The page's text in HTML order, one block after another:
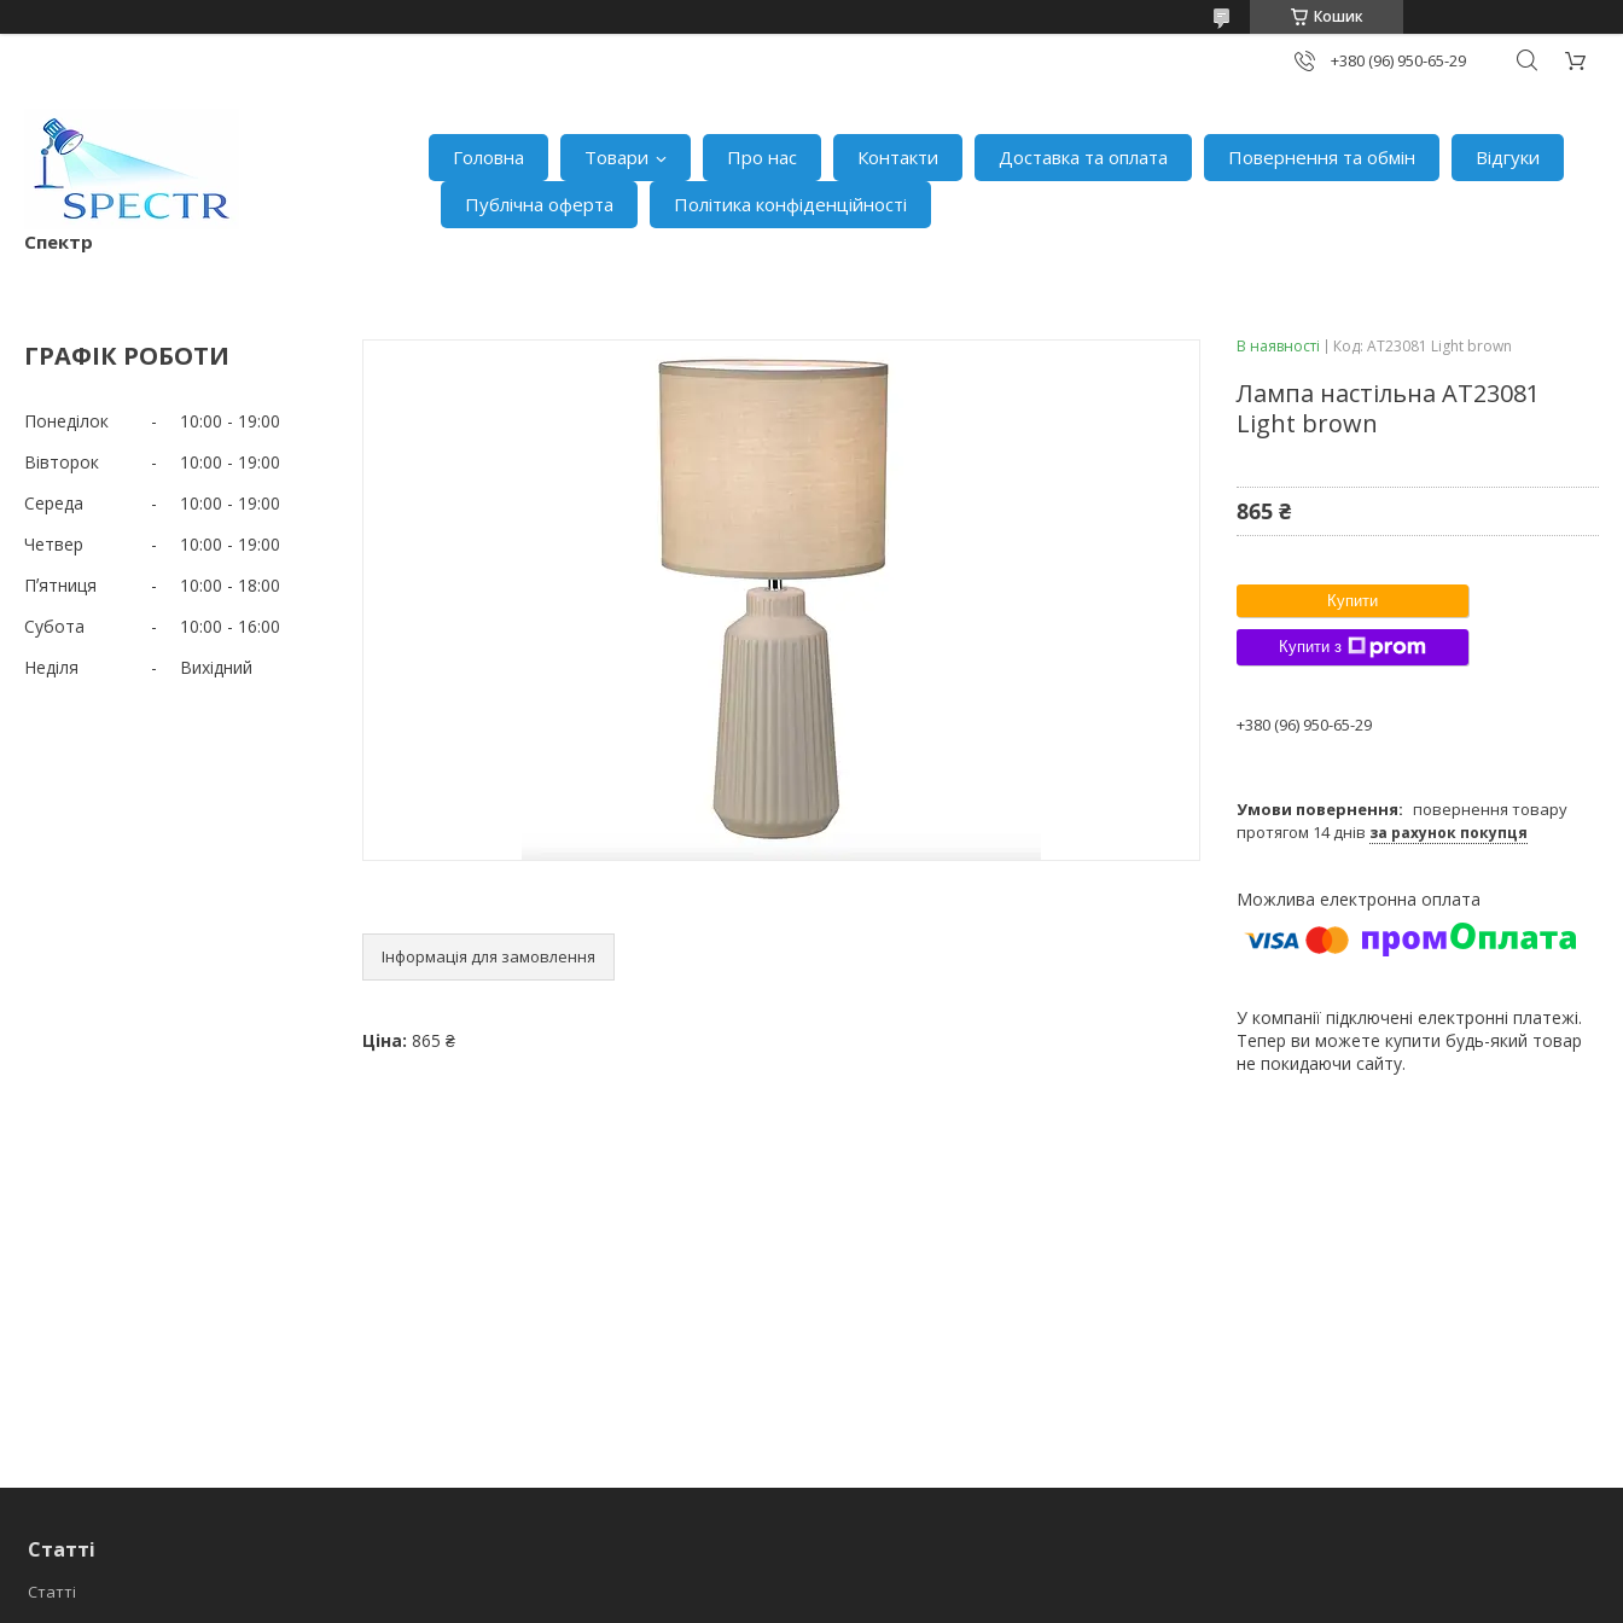
Кошик
+380 (96) 950-65-29
Спектр
Головна Товари Про нас Контакти Доставка та оплата Повернення та обмін
Відгуки
Публічна оферта
Політика конфіденційності
ГРАФІК РОБОТИ
Понеділок 10:00
19:00
Вівторок
10:00
19:00
Середа
10:00
19:00
Четвер
10:00
19:00
Пʼятниця
10:00
18:00
Субота
10:00
16:00
Неділя
Вихідний
Інформація для замовлення
Ціна: 865 ₴
В наявності Код: AT23081 Light brown
Лампа настільна AT23081
Light brown
865 ₴
Купити
Купити з
+380 (96) 950-65-29
повернення товару
протягом 14 днів за рахунок покупця
У компанії підключені електронні платежі.
Тепер ви можете купити будь-який товар
не покидаючи сайту.
Статті
Статті